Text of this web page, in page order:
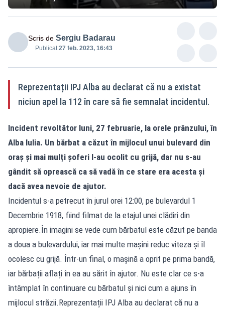
Scris de Sergiu Badarau
Publicat:27 feb. 2023, 16:43
Reprezentații IPJ Alba au declarat că nu a existat
niciun apel la 112 în care să fie semnalat incidentul.
Incident revoltător luni, 27 februarie, la orele prânzului, în
Alba Iulia. Un bărbat a căzut în mijlocul unui bulevard din
oraș și mai mulți șoferi l-au ocolit cu grijă, dar nu s-au
gândit să oprească ca să vadă în ce stare era acesta și
dacă avea nevoie de ajutor.
Incidentul s-a petrecut în jurul orei 12:00, pe bulevardul 1
Decembrie 1918, fiind filmat de la etajul unei clădiri din
apropiere.În imagini se vede cum bărbatul este căzut pe banda
a doua a bulevardului, iar mai multe mașini reduc viteza și îl
ocolesc cu grijă. Într-un final, o mașină a oprit pe prima bandă,
iar bărbații aflați în ea au sărit în ajutor. Nu este clar ce s-a
întâmplat în continuare cu bărbatul și nici cum a ajuns în
mijlocul străzii.Reprezentații IPJ Alba au declarat că nu a